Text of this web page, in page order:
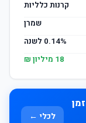
קרנות כלליות
שמרן
0.14% לשנה
18 מיליון ₪
לכלי ←